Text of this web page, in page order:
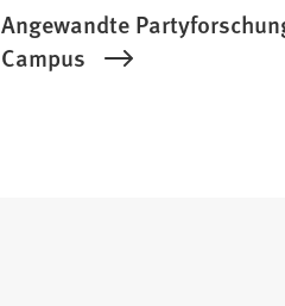
Angewandte
Campus